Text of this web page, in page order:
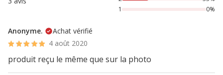
1
0%
Anonyme.
Achat vérifié
4 août 2020
produit reçu le même que sur la photo